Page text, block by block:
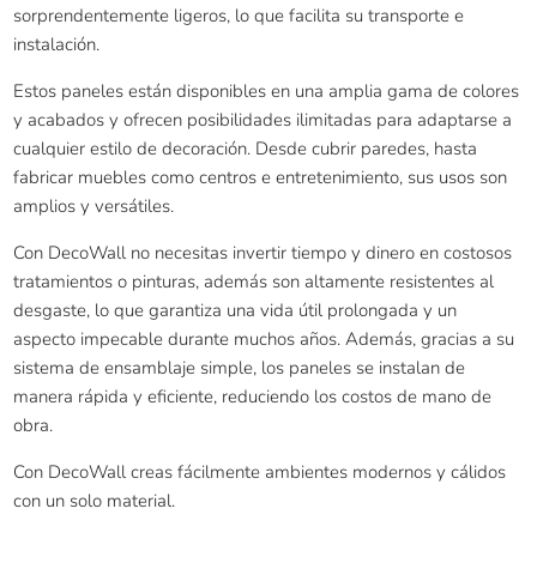
sorprendentemente ligeros, lo que facilita su transporte e
instalación.
Estos paneles están disponibles en una amplia gama de colores
y acabados y ofrecen posibilidades ilimitadas para adaptarse a
cualquier estilo de decoración. Desde cubrir paredes, hasta
fabricar muebles como centros e entretenimiento, sus usos son
amplios y versátiles.
Con DecoWall no necesitas invertir tiempo y dinero en costosos
tratamientos o pinturas, además son altamente resistentes al
desgaste, lo que garantiza una vida útil prolongada y un
aspecto impecable durante muchos años. Además, gracias a su
sistema de ensamblaje simple, los paneles se instalan de
manera rápida y eficiente, reduciendo los costos de mano de
obra.
Con DecoWall creas fácilmente ambientes modernos y cálidos
con un solo material.